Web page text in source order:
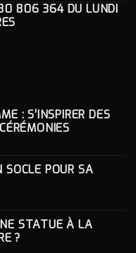
806 364DU LUNDI
: S’INSPIRER DES
SOCLE POUR SA
STATUE À LA
?